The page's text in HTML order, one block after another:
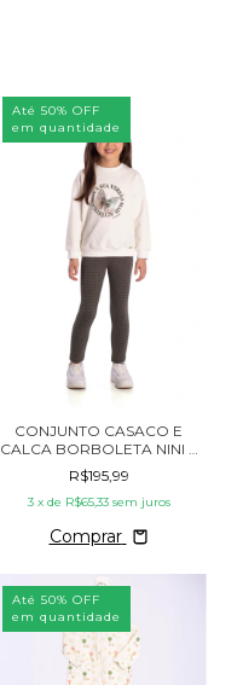
Até 50% OFF
em quantidade
CONJUNTO CASACO E
CALCA BORBOLETA NINI &
BAMBINI
R$195,99
3 x de R$65,33 sem juros
Comprar
Até 50% OFF
em quantidade